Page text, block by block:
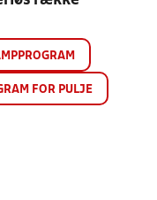
FOR PULJE